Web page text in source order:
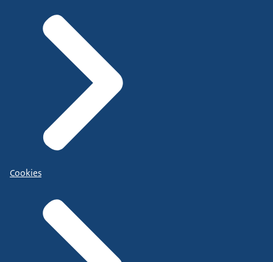
Cookies